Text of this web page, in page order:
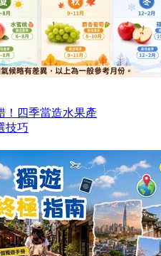
！四季當造水果產
技巧